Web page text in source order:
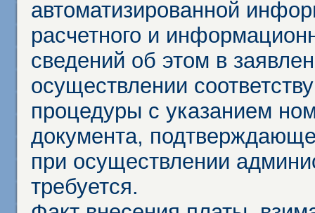
автоматизированной
расчетного и
сведений об этом в
осуществлении
процедуры с указанием
документа,
при осуществлении
требуется.